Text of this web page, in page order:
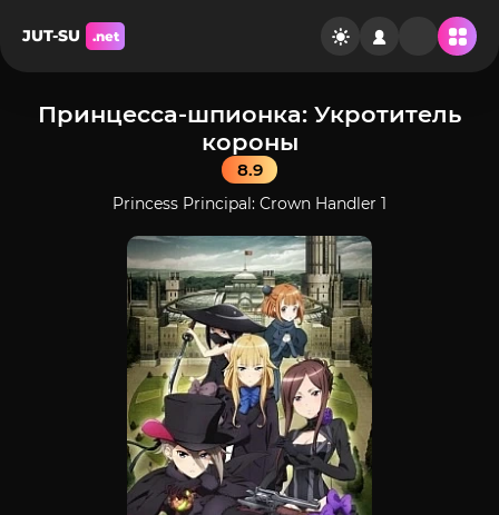
JUT-SU .net
Принцесса-шпионка: Укротитель
короны
8.9
Princess Principal: Crown Handler 1